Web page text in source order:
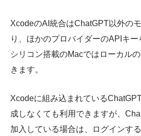
XcodeのAI統合はChatGPT以外の
り、ほかのプロバイダーのAPIキ
シリコン搭載のMacではローカル
きます。
Xcodeに組み込まれている
成しなくても利用できますが、
加入している場合は、ログインす